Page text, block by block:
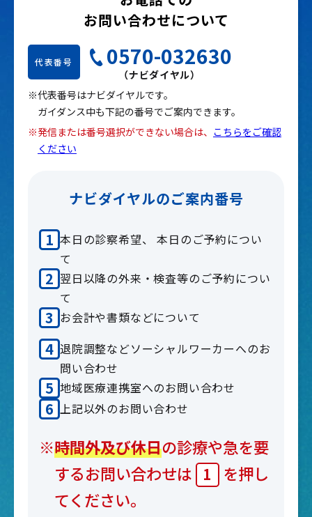
お問い合わせについて
代表番号 0570-032630
（ナビダイヤル）
※代表番号はナビダイヤルです。
ガイダンス中も下記の番号でご案内できます。
※発信または番号選択ができない場合は、 こちらをご確認
ください
ナビダイヤルのご案内番号
本日の診察希望、 本日のご予約につい
て
翌日以降の外来・検査等のご予約につい
て
お会計や書類などについて
退院調整などソーシャルワーカーへのお
問い合わせ
地域医療連携室へのお問い合わせ
上記以外のお問い合わせ
※時間外及び休日の診療や急を要
するお問い合わせは 1 を押し
てください。